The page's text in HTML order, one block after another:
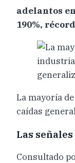
adelantos
190%,
La mayoría
caídas
Las
Consultado